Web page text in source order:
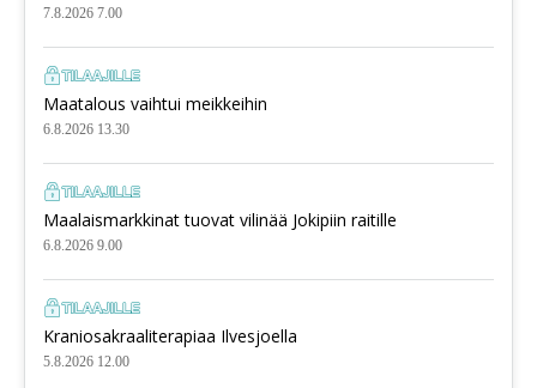
7.8.2026 7.00
Maatalous vaihtui meikkeihin
6.8.2026 13.30
Maalaismarkkinat tuovat vilinää Jokipiin raitille
6.8.2026 9.00
Kraniosakraaliterapiaa Ilvesjoella
5.8.2026 12.00